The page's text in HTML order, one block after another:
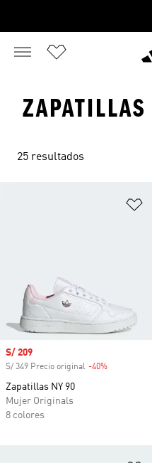
25 resultados
Precio de venta
S/ 209
S/ 349 Precio original -40%
Zapatillas NY 90
Mujer Originals
8 colores